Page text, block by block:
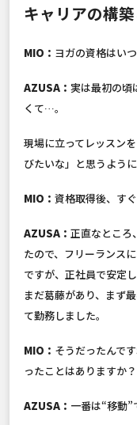
キャリアの構
MIO： ヨガの資格はい
AZUSA： 実は最初の頃
くて…。
現場に立ってレッスン
びたいな」と思うよう
MIO： 資格取得後、す
AZUSA： 正直なところ
たので、フリーランス
ですが、正社員で安定
まだ葛藤があり、まず
て勤務しました。
MIO： そうだったんで
ったことはありますか？
AZUSA： 一番は“移動”